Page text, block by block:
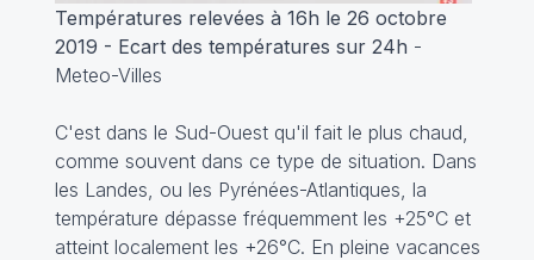
Températures relevées à 16h le 26 octobre
2019 - Ecart des températures sur 24h -
Meteo-Villes
C'est dans le Sud-Ouest qu'il fait le plus chaud,
comme souvent dans ce type de situation. Dans
les Landes, ou les Pyrénées-Atlantiques, la
température dépasse fréquemment les +25°C et
atteint localement les +26°C. En pleine vacances